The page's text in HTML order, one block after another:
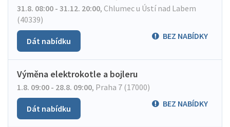
31.8. 08:00 - 31.12. 20:00, Chlumec u Ústí nad Labem
(40339)
BEZ NABÍDKY
Dát nabídku
Výměna elektrokotle a bojleru
1.8. 09:00 - 28.8. 09:00, Praha 7 (17000)
BEZ NABÍDKY
Dát nabídku